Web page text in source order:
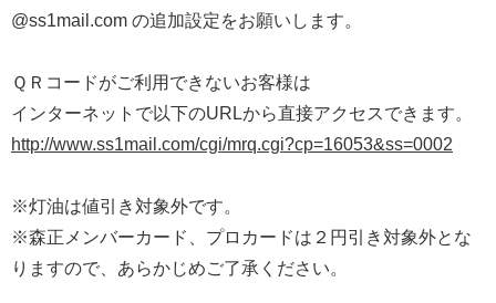
@ss1mail.com の追加設定をお願いします。
ＱＲコードがご利用できないお客様は
インターネットで以下のURLから直接アクセスできます。
http://www.ss1mail.com/cgi/mrq.cgi?cp=16053&ss=0002
※灯油は値引き対象外です。
※森正メンバーカード、プロカードは２円引き対象外とな
りますので、あらかじめご了承ください。